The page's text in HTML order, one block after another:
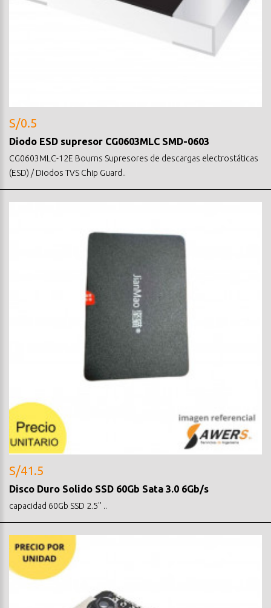
S/0.5
Diodo ESD supresor CG0603MLC SMD-0603
CG0603MLC-12E Bourns Supresores de descargas electrostáticas
(ESD) / Diodos TVS Chip Guard..
S/41.5
Disco Duro Solido SSD 60Gb Sata 3.0 6Gb/s
capacidad 60Gb SSD 2.5'' ..